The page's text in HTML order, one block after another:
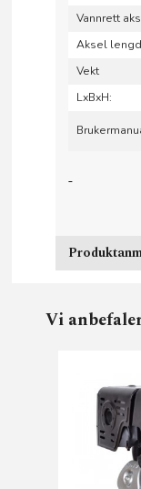
Vannrett
Aksel
Vekt
LxBxH:
Vi